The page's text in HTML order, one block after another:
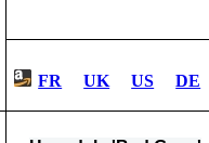
FR UK US DE